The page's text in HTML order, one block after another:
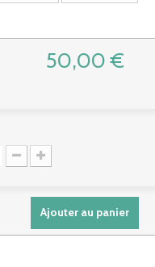
50,00 €
Ajouter au panier